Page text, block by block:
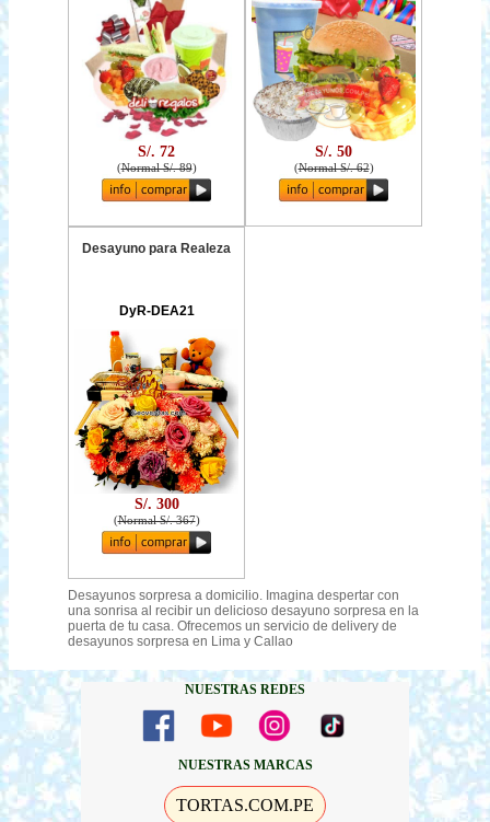
S/. 72
(Normal S/. 89)
S/. 50
(Normal S/. 62)
Desayuno para Realeza
DyR-DEA21
S/. 300
(Normal S/. 367)
Desayunos sorpresa a domicilio. Imagina despertar con
una sonrisa al recibir un delicioso desayuno sorpresa en la
puerta de tu casa. Ofrecemos un servicio de delivery de
desayunos sorpresa en Lima y Callao
NUESTRAS REDES
NUESTRAS MARCAS
TORTAS.COM.PE